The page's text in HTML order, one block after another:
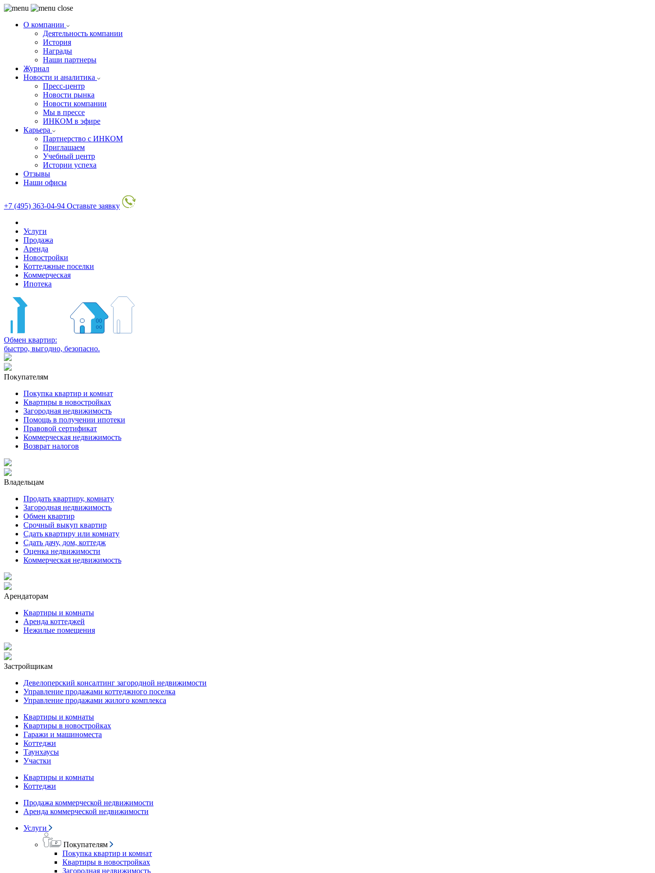
О компании
Деятельность компании
История
Награды
Наши партнеры
Журнал
Новости и аналитика
Пресс-центр
Новости рынка
Новости компании
Мы в прессе
ИНКОМ в эфире
Карьера
Партнерство с ИНКОМ
Приглашаем
Учебный центр
Истории успеха
Отзывы
Наши офисы
+7 (495) 363-04-94 Оставьте заявку
Услуги
Продажа
Аренда
Новостройки
Коттеджные поселки
Коммерческая
Ипотека
Обмен квартир:
быстро, выгодно, безопасно.
Покупателям
Покупка квартир и комнат
Квартиры в новостройках
Загородная недвижимость
Помощь в получении ипотеки
Правовой сертификат
Коммерческая недвижимость
Возврат налогов
Владельцам
Продать квартиру, комнату
Загородная недвижимость
Обмен квартир
Срочный выкуп квартир
Сдать квартиру или комнату
Сдать дачу, дом, коттедж
Оценка недвижимости
Коммерческая недвижимость
Арендаторам
Квартиры и комнаты
Аренда коттеджей
Нежилые помещения
Застройщикам
Девелоперский консалтинг загородной недвижимости
Управление продажами коттеджного поселка
Управление продажами жилого комплекса
Квартиры и комнаты
Квартиры в новостройках
Гаражи и машиноместа
Коттеджи
Таунхаусы
Участки
Квартиры и комнаты
Коттеджи
Продажа коммерческой недвижимости
Аренда коммерческой недвижимости
Услуги
Покупателям
Покупка квартир и комнат
Квартиры в новостройках
Загородная недвижимость